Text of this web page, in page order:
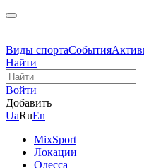
Виды спортаСобытия
Найти
Войти
Добавить
UaRuEn
MixSport
Локации
Одесса